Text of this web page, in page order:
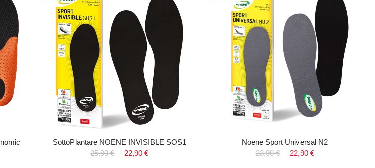
SottoPlantare NOENE INVISIBLE SOS1
25,90 €
22,90 €
Noene Sport Universal N2
23,90 €
22,90 €